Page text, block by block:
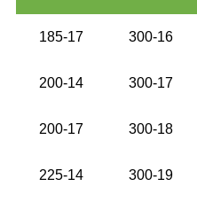
185-17 300-16
200-14 300-17
200-17 300-18
225-14 300-19